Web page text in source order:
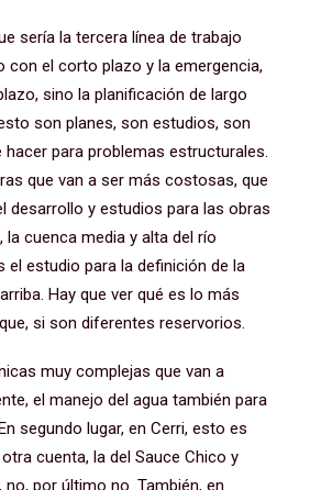
sería la tercera línea de trabajo
con el corto plazo y la emergencia,
sino la planificación de largo
son planes, son estudios, son
hacer para problemas estructurales.
que van a ser más costosas, que
desarrollo y estudios para las obras
la cuenca media y alta del río
el estudio para la definición de la
Hay que ver qué es lo más
si son diferentes reservorios.
muy complejas que van a
el manejo del agua también para
segundo lugar, en Cerri, esto es
cuenta, la del Sauce Chico y
no, por último no. También, en